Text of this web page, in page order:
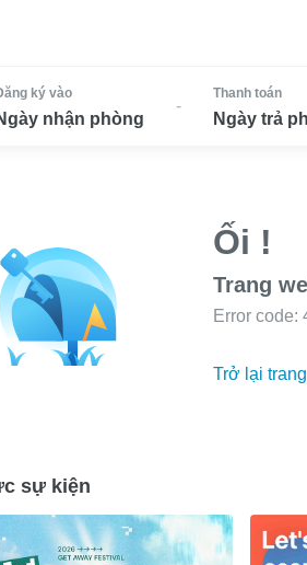
ký vào
nhận phòng
-
Thanh toán
Ngày trả
Ối !
Trang
Error code:
Trở lại
sự kiện